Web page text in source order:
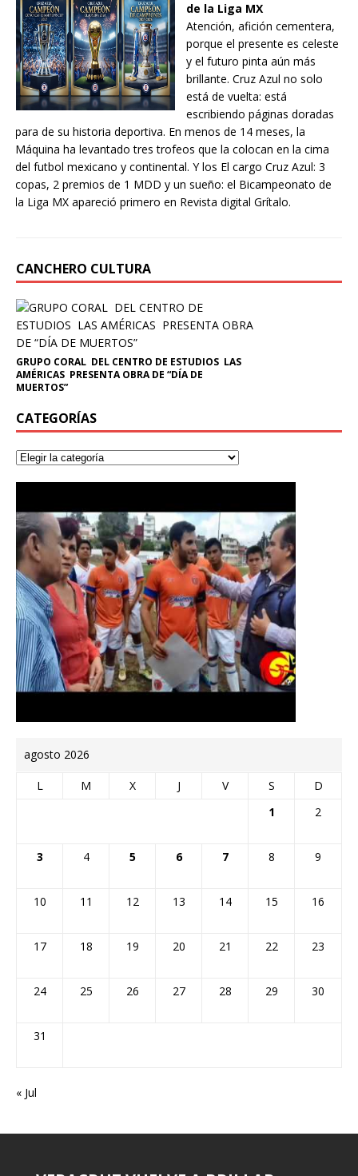
de la Liga MX
Atención, afición cementera,
porque el presente es celeste
y el futuro pinta aún más
brillante. Cruz Azul no solo
está de vuelta: está
escribiendo páginas doradas
para de su historia deportiva. En menos de 14 meses, la
Máquina ha levantado tres trofeos que la colocan en la cima
del futbol mexicano y continental. Y los El cargo Cruz Azul: 3
copas, 2 premios de 1 MDD y un sueño: el Bicampeonato de
la Liga MX apareció primero en Revista digital Grítalo.
CANCHERO CULTURA
GRUPO CORAL DEL CENTRO DE ESTUDIOS LAS
AMÉRICAS PRESENTA OBRA DE “DÍA DE
MUERTOS”
CATEGORÍAS
agosto 2026
L M X J V S
D
1
2
3 4 5 6 7 8 9
10 11 12 13 14 15 16
17 18 19 20 21 22 23
24 25 26 27 28 29 30
31
« Jul